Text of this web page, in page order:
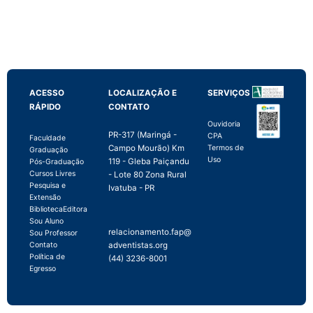
ACESSO
RÁPIDO
Faculdade
Graduação
Pós-Graduação
Cursos Livres
Pesquisa e
Extensão
BibliotecaEditora
Sou Aluno
Sou Professor
Contato
Política de
Egresso
LOCALIZAÇÃO E
CONTATO
PR-317 (Maringá -
Campo Mourão) Km
119 - Gleba Paiçandu
- Lote 80 Zona Rural
Ivatuba - PR
relacionamento.fap@
adventistas.org
(44) 3236-8001
SERVIÇOS
Ouvidoria
CPA
Termos de
Uso